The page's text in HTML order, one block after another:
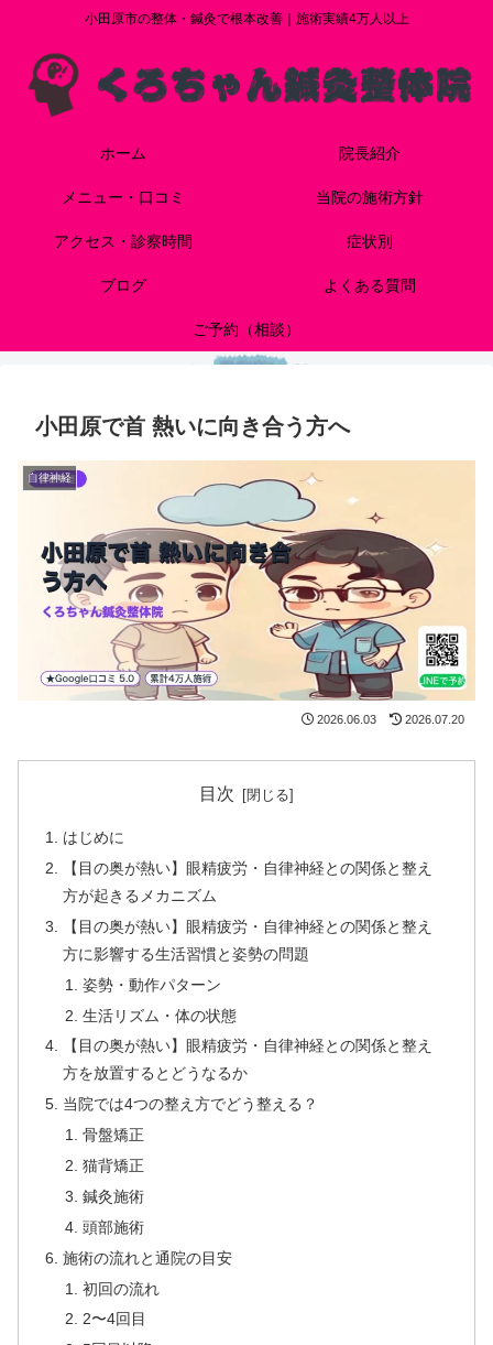
小田原市の整体・鍼灸で根本改善｜施術実績4万人以上
ホーム 院長紹介
メニュー・口コミ 当院の施術方針
アクセス・診察時間 症状別
ブログ よくある質問
ご予約（相談）
小田原で首 熱いに向き合う方へ
自律神経
2026.06.03 2026.07.20
目次
はじめに
【目の奥が熱い】眼精疲労・自律神経との関係と整え
方が起きるメカニズム
【目の奥が熱い】眼精疲労・自律神経との関係と整え
方に影響する生活習慣と姿勢の問題
姿勢・動作パターン
生活リズム・体の状態
【目の奥が熱い】眼精疲労・自律神経との関係と整え
方を放置するとどうなるか
当院では4つの整え方でどう整える？
骨盤矯正
猫背矯正
鍼灸施術
頭部施術
施術の流れと通院の目安
初回の流れ
2〜4回目